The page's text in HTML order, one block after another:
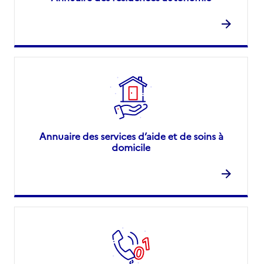
Annuaire des services d’aide et de soins à
domicile